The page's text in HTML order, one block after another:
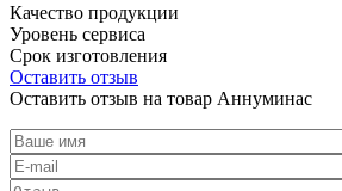
Качество продукции
Уровень сервиса
Срок изготовления
Оставить отзыв
Оставить отзыв на товар Аннуминас